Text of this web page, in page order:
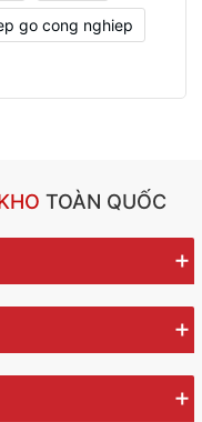
go cong nghiep
TOÀN QUỐC